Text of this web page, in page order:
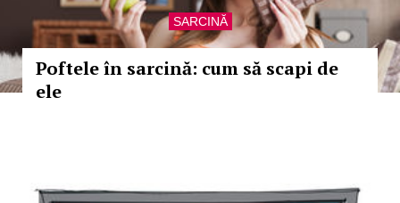
SARCINĂ
Poftele în sarcină: cum să scapi de
ele